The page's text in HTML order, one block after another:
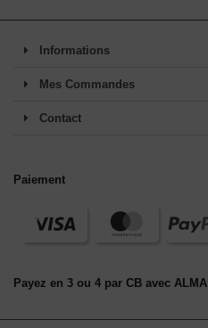
Informations
Mes Commandes
Contact
Paiement
Payez en 3 ou 4 par CB avec ALMA